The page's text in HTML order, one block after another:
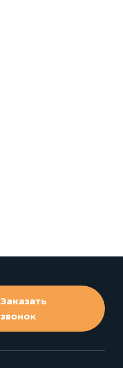
Заказать
звонок